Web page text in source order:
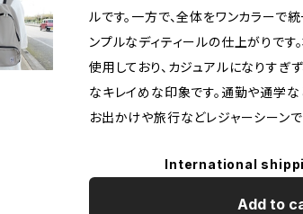
ルです。一方で、全体をワンカラーで
ンプルなディティールの仕上がりです
使用しており、カジュアルになりすぎ
なキレイめな印象です。通勤や通学な
お出かけや旅行などレジャーシーンで
International
Add to